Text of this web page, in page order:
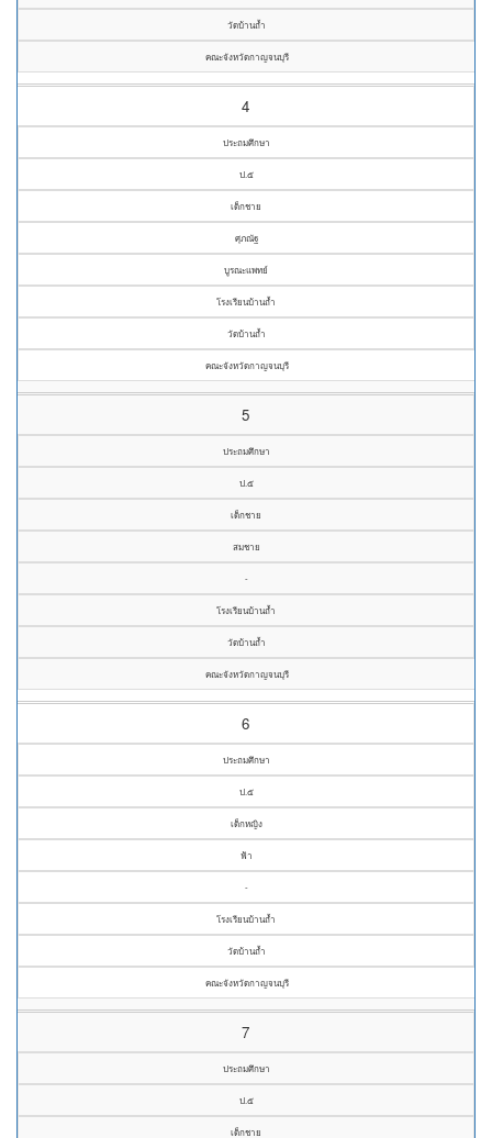
วัดบ้านถ้ำ
คณะจังหวัดกาญจนบุรี
4
ประถมศึกษา
ป.๕
เด็กชาย
ศุภณัฐ
บูรณะแพทย์
โรงเรียนบ้านถ้ำ
วัดบ้านถ้ำ
คณะจังหวัดกาญจนบุรี
5
ประถมศึกษา
ป.๕
เด็กชาย
สมชาย
-
โรงเรียนบ้านถ้ำ
วัดบ้านถ้ำ
คณะจังหวัดกาญจนบุรี
6
ประถมศึกษา
ป.๕
เด็กหญิง
ฟ้า
-
โรงเรียนบ้านถ้ำ
วัดบ้านถ้ำ
คณะจังหวัดกาญจนบุรี
7
ประถมศึกษา
ป.๕
เด็กชาย